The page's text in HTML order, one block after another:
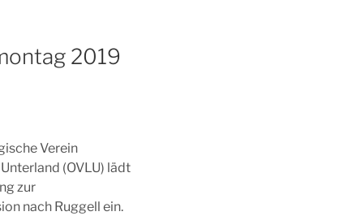
2019
Verein
(OVLU) lädt
zur
nach Ruggell ein.